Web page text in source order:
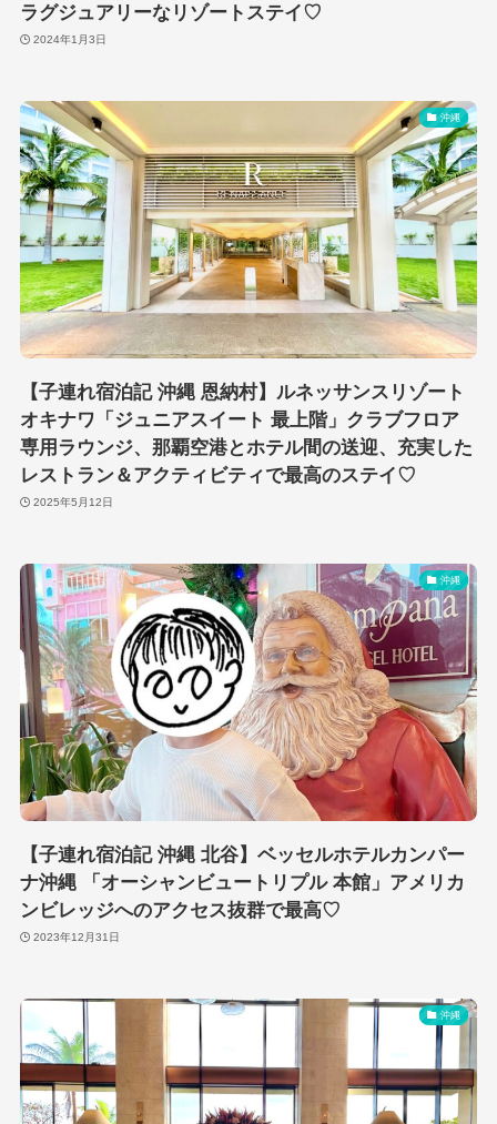
ラグジュアリーなリゾートステイ♡
2024年1月3日
沖縄
【子連れ宿泊記 沖縄 恩納村】ルネッサンスリゾート
オキナワ「ジュニアスイート 最上階」クラブフロア
専用ラウンジ、那覇空港とホテル間の送迎、充実した
レストラン＆アクティビティで最高のステイ♡
2025年5月12日
沖縄
【子連れ宿泊記 沖縄 北谷】ベッセルホテルカンパー
ナ沖縄 「オーシャンビュートリプル 本館」アメリカ
ンビレッジへのアクセス抜群で最高♡
2023年12月31日
沖縄